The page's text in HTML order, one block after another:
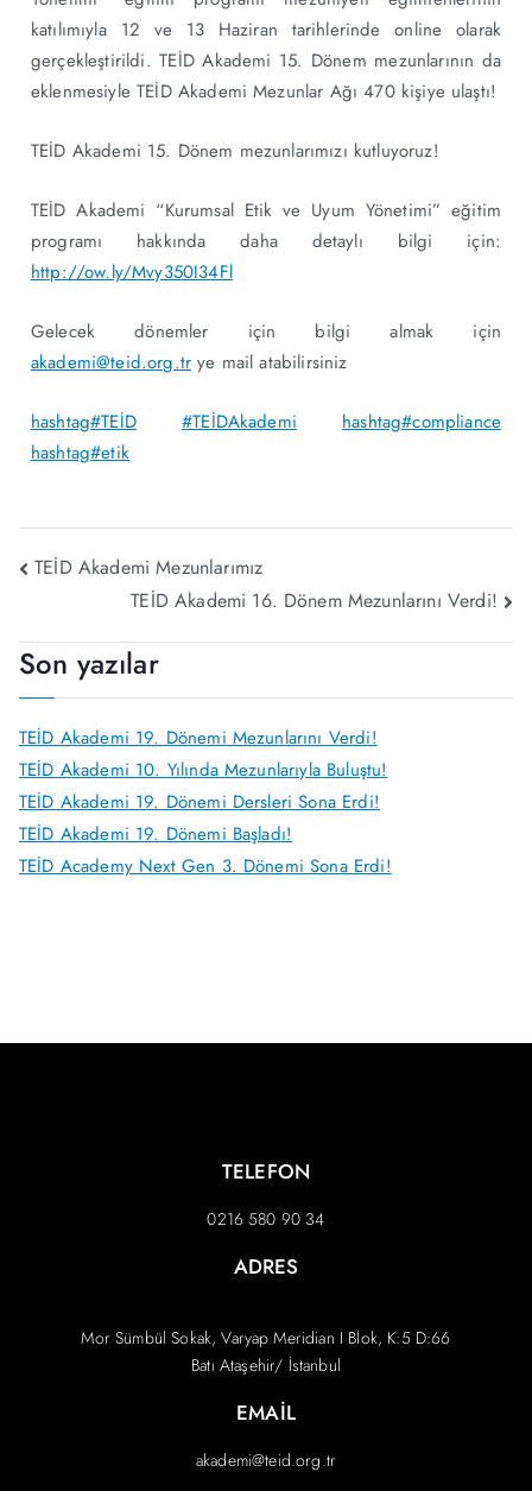
katılımıyla 12 ve 13 Haziran tarihlerinde online olarak
gerçekleştirildi. TEİD Akademi 15. Dönem mezunlarının da
eklenmesiyle TEİD Akademi Mezunlar Ağı 470 kişiye ulaştı!
TEİD Akademi 15. Dönem mezunlarımızı kutluyoruz!
TEİD Akademi “Kurumsal Etik ve Uyum Yönetimi” eğitim
programı hakkında daha detaylı bilgi için:
http://ow.ly/Mvy350I34Fl
Gelecek dönemler için bilgi almak için
akademi@teid.org.tr ye mail atabilirsiniz
hashtag#TEİD #TEİDAkademi hashtag#compliance
hashtag#etik
TEİD Akademi Mezunlarımız
TEİD Akademi 16. Dönem Mezunlarını Verdi!
Son yazılar
TEİD Akademi 19. Dönemi Mezunlarını Verdi!
TEİD Akademi 10. Yılında Mezunlarıyla Buluştu!
TEİD Akademi 19. Dönemi Dersleri Sona Erdi!
TEİD Akademi 19. Dönemi Başladı!
TEİD Academy Next Gen 3. Dönemi Sona Erdi!
TELEFON
0216 580 90 34
ADRES
Mor Sümbül Sokak, Varyap Meridian I Blok, K:5 D:66
Batı Ataşehir/ İstanbul
EMAIL
akademi@teid.org.tr